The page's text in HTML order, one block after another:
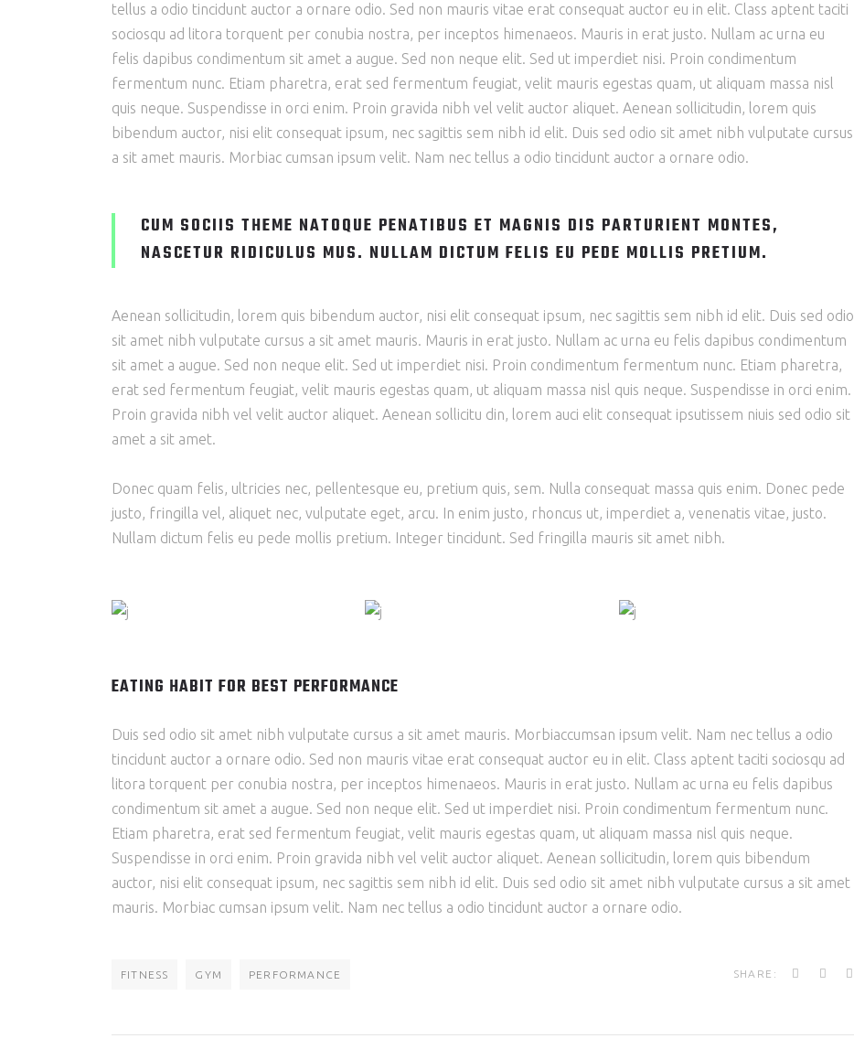
tellus a odio tincidunt auctor a ornare odio. Sed non mauris vitae erat consequat auctor eu in elit. Class aptent taciti
sociosqu ad litora torquent per conubia nostra, per inceptos himenaeos. Mauris in erat justo. Nullam ac urna eu
felis dapibus condimentum sit amet a augue. Sed non neque elit. Sed ut imperdiet nisi. Proin condimentum
fermentum nunc. Etiam pharetra, erat sed fermentum feugiat, velit mauris egestas quam, ut aliquam massa nisl
quis neque. Suspendisse in orci enim. Proin gravida nibh vel velit auctor aliquet. Aenean sollicitudin, lorem quis
bibendum auctor, nisi elit consequat ipsum, nec sagittis sem nibh id elit. Duis sed odio sit amet nibh vulputate cursus
a sit amet mauris. Morbiac cumsan ipsum velit. Nam nec tellus a odio tincidunt auctor a ornare odio.
CUM SOCIIS THEME NATOQUE PENATIBUS ET MAGNIS DIS PARTURIENT MONTES,
NASCETUR RIDICULUS MUS. NULLAM DICTUM FELIS EU PEDE MOLLIS PRETIUM.
Aenean sollicitudin, lorem quis bibendum auctor, nisi elit consequat ipsum, nec sagittis sem nibh id elit. Duis sed odio
sit amet nibh vulputate cursus a sit amet mauris. Mauris in erat justo. Nullam ac urna eu felis dapibus condimentum
sit amet a augue. Sed non neque elit. Sed ut imperdiet nisi. Proin condimentum fermentum nunc. Etiam pharetra,
erat sed fermentum feugiat, velit mauris egestas quam, ut aliquam massa nisl quis neque. Suspendisse in orci enim.
Proin gravida nibh vel velit auctor aliquet. Aenean sollicitu din, lorem auci elit consequat ipsutissem niuis sed odio sit
amet a sit amet.
Donec quam felis, ultricies nec, pellentesque eu, pretium quis, sem. Nulla consequat massa quis enim. Donec pede
justo, fringilla vel, aliquet nec, vulputate eget, arcu. In enim justo, rhoncus ut, imperdiet a, venenatis vitae, justo.
Nullam dictum felis eu pede mollis pretium. Integer tincidunt. Sed fringilla mauris sit amet nibh.
EATING HABIT FOR BEST PERFORMANCE
Duis sed odio sit amet nibh vulputate cursus a sit amet mauris. Morbiaccumsan ipsum velit. Nam nec tellus a odio
tincidunt auctor a ornare odio. Sed non mauris vitae erat consequat auctor eu in elit. Class aptent taciti sociosqu ad
litora torquent per conubia nostra, per inceptos himenaeos. Mauris in erat justo. Nullam ac urna eu felis dapibus
condimentum sit amet a augue. Sed non neque elit. Sed ut imperdiet nisi. Proin condimentum fermentum nunc.
Etiam pharetra, erat sed fermentum feugiat, velit mauris egestas quam, ut aliquam massa nisl quis neque.
Suspendisse in orci enim. Proin gravida nibh vel velit auctor aliquet. Aenean sollicitudin, lorem quis bibendum
auctor, nisi elit consequat ipsum, nec sagittis sem nibh id elit. Duis sed odio sit amet nibh vulputate cursus a sit amet
mauris. Morbiac cumsan ipsum velit. Nam nec tellus a odio tincidunt auctor a ornare odio.
FITNESS GYM PERFORMANCE SHARE: